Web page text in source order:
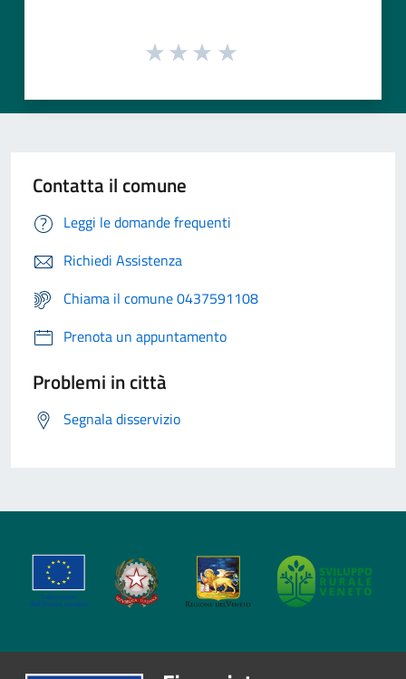
Contatta il comune
Leggi le domande frequenti
Richiedi Assistenza
Chiama il comune 0437591108
Prenota un appuntamento
Problemi in città
Segnala disservizio